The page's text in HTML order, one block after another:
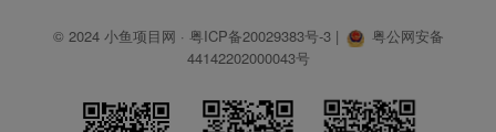
© 2024 小鱼项目网 · 粤ICP备20029383号-3|
粤公网安备
44142202000043号